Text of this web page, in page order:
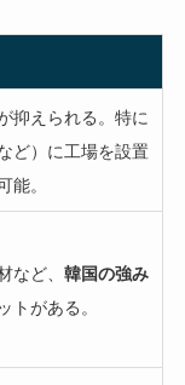
抑えられる。特に
ど）に工場を設置
能。
など、 韓国の強み
トがある。